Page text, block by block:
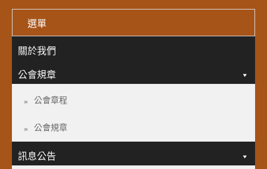
選單
關於我們
公會規章
公會章程
公會規章
訊息公告